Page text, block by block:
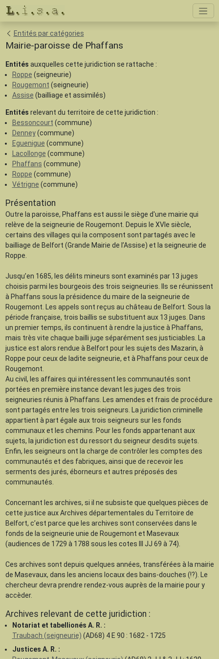
Entités par catégories
Mairie-paroisse de Phaffans
Entités auxquelles cette juridiction se rattache :
Roppe (seigneurie)
Rougemont (seigneurie)
Assise (bailliage et assimilés)
Entités relevant du territoire de cette juridiction :
Bessoncourt (commune)
Denney(commune)
Eguenigue (commune)
Lacollonge (commune)
Phaffans (commune)
Roppe (commune)
Vétrigne (commune)
Présentation
Outre la paroisse, Phaffans est aussi le siège d'une mairie qui
relève de la seigneurie de Rougemont. Depuis le XVIe siècle,
certains des villages qui la composent sont partagés avec le
bailliage de Belfort (Grande Mairie de l’Assise) et la seigneurie de
Roppe.
Jusqu’en 1685, les délits mineurs sont examinés par 13 juges
choisis parmi les bourgeois des trois seigneuries. Ils se réunissent
à Phaffans sous la présidence du maire de la seigneurie de
Rougemont. Les appels sont reçus au château de Belfort. Sous la
période française, trois baillis se substituent aux 13 juges. Dans
un premier temps, ils continuent à rendre la justice à Phaffans,
mais très vite chaque bailli juge séparément ses justiciables. La
justice est alors rendue à Belfort pour les sujets des Mazarin, à
Roppe pour ceux de ladite seigneurie, et à Phaffans pour ceux de
Rougemont.
Au civil, les affaires qui intéressent les communautés sont
portées en première instance devant les juges des trois
seigneuries réunis à Phaffans. Les amendes et frais de procédure
sont partagés entre les trois seigneurs. La juridiction criminelle
appartient à part égale aux trois seigneurs sur les fonds
communaux et les chemins. Pour les fonds appartenant aux
sujets, la juridiction est du ressort du seigneur desdits sujets.
Enfin, les seigneurs ont la charge de contrôler les comptes des
communautés et des fabriques, ainsi que de recevoir les
serments des jurés, éborneurs et autres préposés des
communautés.
Concernant les archives, si il ne subsiste que quelques pièces de
cette justice aux Archives départementales du Territoire de
Belfort, c’est parce que les archives sont conservées dans le
fonds de la seigneurie unie de Rougemont et Masevaux
(audiences de 1729 à 1788 sous les cotes III JJ 69 à 74).
Ces archives sont depuis quelques années, transférées à la mairie
de Masevaux, dans les anciens locaux des bains-douches (!?). Le
chercheur devra prendre rendez-vous auprès de la mairie pour y
accèder.
Archives relevant de cette juridiction :
Notariat et tabellionés A. R. :
Traubach (seigneurie) (AD68) 4 E 90 : 1682 - 1725
Justices A. R. :